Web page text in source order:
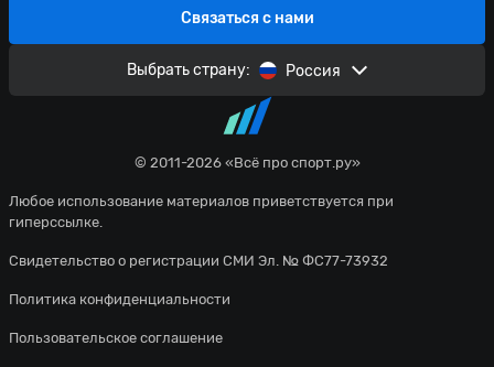
© 2011-2026 «Всё про спорт.ру»
Любое использование материалов приветствуется при
гиперссылке.
Свидетельство о регистрации СМИ Эл. № ФС77-73932
Политика конфиденциальности
Пользовательское соглашение
Связаться с нами
Выбрать страну: Россия